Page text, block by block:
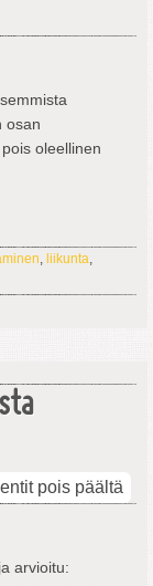
osan
oleellinen
, liikunta,
pois päältä
arvioitu: